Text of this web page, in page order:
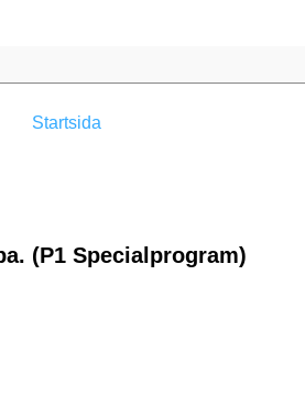
Startsida
(P1 Specialprogram)